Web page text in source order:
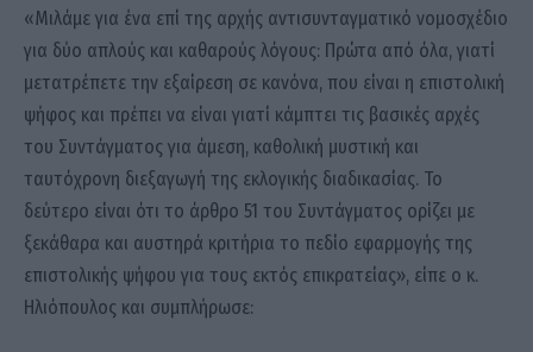
«Μιλάμε για ένα επί της αρχής αντισυνταγματικό νομοσχέδιο
για δύο απλούς και καθαρούς λόγους: Πρώτα από όλα, γιατί
μετατρέπετε την εξαίρεση σε κανόνα, που είναι η επιστολική
ψήφος και πρέπει να είναι γιατί κάμπτει τις βασικές αρχές
του Συντάγματος για άμεση, καθολική μυστική και
ταυτόχρονη διεξαγωγή της εκλογικής διαδικασίας. Το
δεύτερο είναι ότι το άρθρο 51 του Συντάγματος ορίζει με
ξεκάθαρα και αυστηρά κριτήρια το πεδίο εφαρμογής της
επιστολικής ψήφου για τους εκτός επικρατείας», είπε ο κ.
Ηλιόπουλος και συμπλήρωσε: